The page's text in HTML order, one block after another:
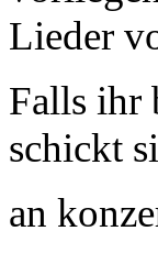
Lieder
Falls ihr
schickt
an